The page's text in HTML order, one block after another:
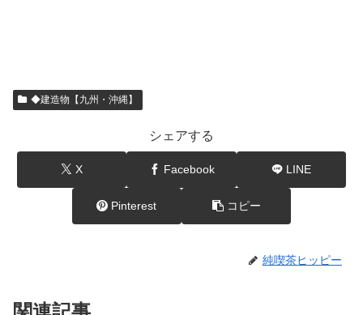
◆建造物【九州・沖縄】
シェアする
X Facebook LINE
Pinterest コピー
純喫茶ヒッピー